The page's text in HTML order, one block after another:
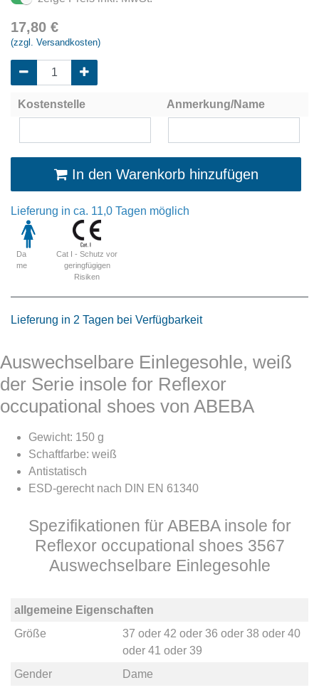
17,80 €
(zzgl. Versandkosten)
Kostenstelle Anmerkung/Name
In den Warenkorb hinzufügen
Lieferung in ca. 11,0 Tagen möglich
Da
me
Cat I - Schutz vor
geringfügigen
Risiken
Lieferung in 2 Tagen bei Verfügbarkeit
Auswechselbare Einlegesohle, weiß
der Serie insole for Reflexor
occupational shoes von ABEBA
Gewicht: 150 g
Schaftfarbe: weiß
Antistatisch
ESD-gerecht nach DIN EN 61340
Spezifikationen für ABEBA insole for
Reflexor occupational shoes 3567
Auswechselbare Einlegesohle
allgemeine Eigenschaften
Größe
37 oder 42 oder 36 oder 38 oder 40
oder 41 oder 39
Gender
Dame